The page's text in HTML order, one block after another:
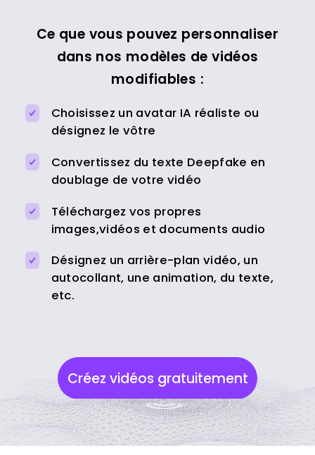
Ce que vous pouvez personnaliser
dans nos modèles de vidéos
modifiables :
Choisissez un avatar IA réaliste ou
désignez le vôtre
Convertissez du texte Deepfake en
doublage de votre vidéo
Téléchargez vos propres
images,vidéos et documents audio
Désignez un arrière-plan vidéo, un
autocollant, une animation, du texte,
etc.
Créez vidéos gratuitement